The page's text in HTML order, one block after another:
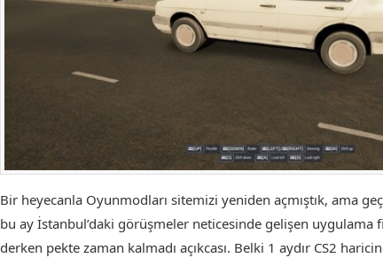
Bir heyecanla Oyunmodları sitemizi yeniden açmıştık, ama
bu ay İstanbul’daki görüşmeler neticesinde gelişen
derken pekte zaman kalmadı açıkcası. Belki 1 aydır CS2